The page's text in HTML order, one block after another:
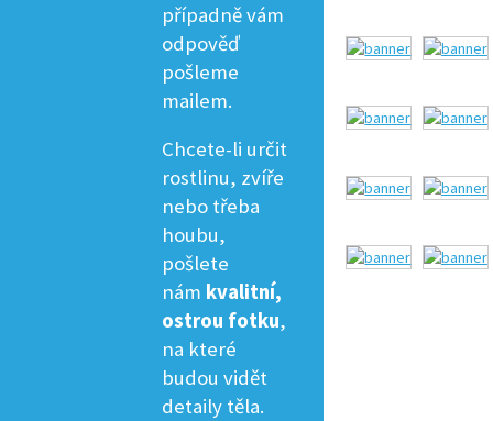
případně vám
odpověď
pošleme
mailem.
Chcete-li určit
rostlinu, zvíře
nebo třeba
houbu,
pošlete
nám kvalitní,
ostrou fotku,
na které
budou vidět
detaily těla.